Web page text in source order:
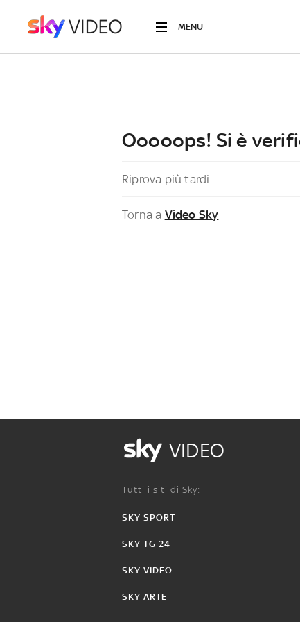
MENU
Ooooops! Si è
Riprova più tardi
Torna a Video Sky
VIDEO
Tutti i siti di Sky:
SKY SPORT
SKY TG 24
SKY VIDEO
SKY ARTE